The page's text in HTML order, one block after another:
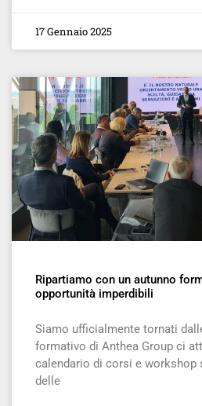
17 Gennaio 2025
Ripartiamo con un autunno
opportunità imperdibili
Siamo ufficialmente tornati
formativo di Anthea Group ci
calendario di corsi e workshop
delle